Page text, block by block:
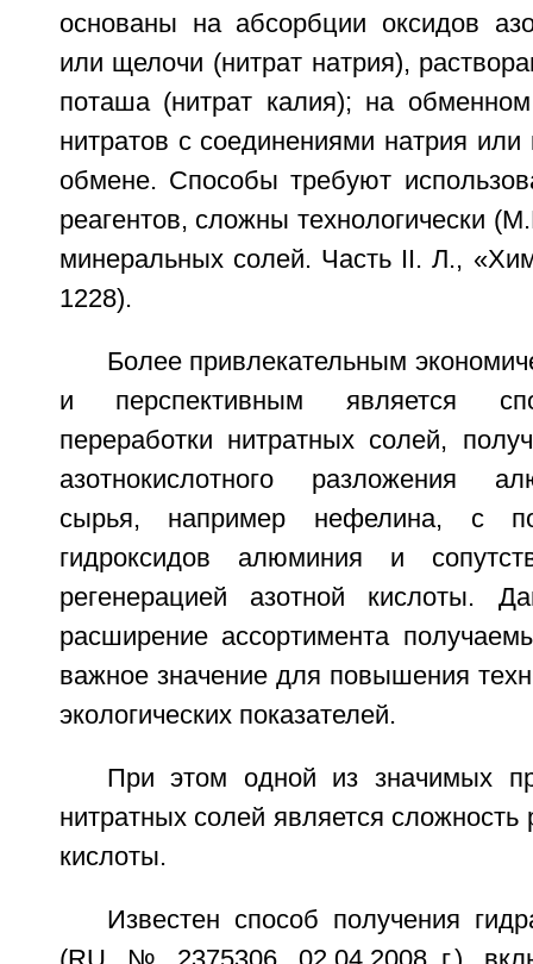
основаны на абсорбции оксидов
или щелочи (нитрат натрия),
поташа (нитрат калия); на
нитратов с соединениями натрия
обмене. Способы требуют
реагентов, сложны технологически
минеральных солей. Часть II. Л.,
1228).
Более привлекательным
и перспективным является
переработки нитратных солей,
азотнокислотного разложения
сырья, например нефелина, с
гидроксидов алюминия и
регенерацией азотной кислоты.
расширение ассортимента
важное значение для повышения
экологических показателей.
При этом одной из значимых
нитратных солей является сложность
кислоты.
Известен способ получения